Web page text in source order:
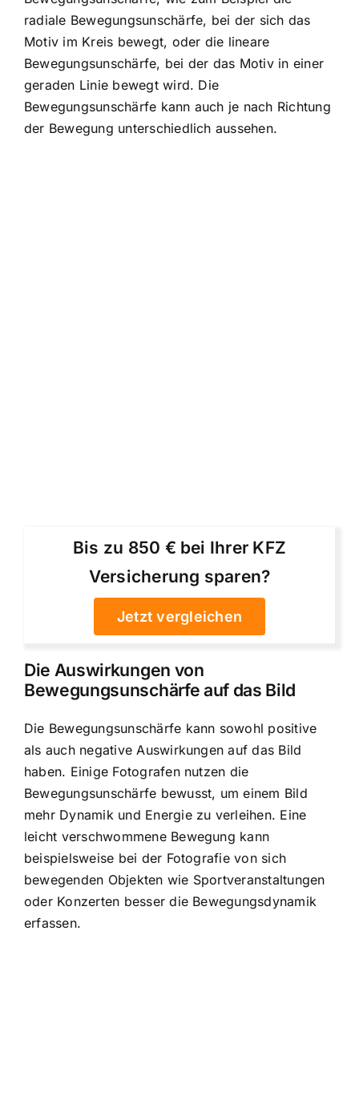
radiale Bewegungsunschärfe, bei der sich das
Motiv im Kreis bewegt, oder die lineare
Bewegungsunschärfe, bei der das Motiv in einer
geraden Linie bewegt wird. Die
Bewegungsunschärfe kann auch je nach Richtung
der Bewegung unterschiedlich aussehen.
Bis zu 850 € bei Ihrer KFZ
Versicherung sparen?
Jetzt vergleichen
Die Auswirkungen von
Bewegungsunschärfe auf das Bild
Die Bewegungsunschärfe kann sowohl positive
als auch negative Auswirkungen auf das Bild
haben. Einige Fotografen nutzen die
Bewegungsunschärfe bewusst, um einem Bild
mehr Dynamik und Energie zu verleihen. Eine
leicht verschwommene Bewegung kann
beispielsweise bei der Fotografie von sich
bewegenden Objekten wie Sportveranstaltungen
oder Konzerten besser die Bewegungsdynamik
erfassen.